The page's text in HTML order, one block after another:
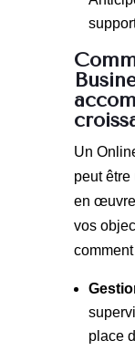
Un
peut
en œuvre
vos
comment
place